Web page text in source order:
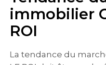
immobilier
ROI
La tendance du